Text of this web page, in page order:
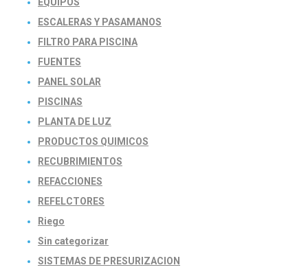
ESCALERAS Y PASAMANOS
FILTRO PARA PISCINA
FUENTES
PANEL SOLAR
PISCINAS
PLANTA DE LUZ
PRODUCTOS QUIMICOS
RECUBRIMIENTOS
REFACCIONES
REFELCTORES
Riego
Sin categorizar
SISTEMAS DE PRESURIZACION